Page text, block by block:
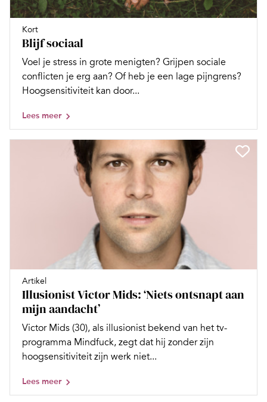
Kort
Blijf sociaal
Voel je stress in grote menigten? Grijpen sociale
conflicten je erg aan? Of heb je een lage pijngrens?
Hoogsensitiviteit kan door...
Lees meer
Artikel
Illusionist Victor Mids: ‘Niets ontsnapt aan
mijn aandacht’
Victor Mids (30), als illusionist bekend van het tv-
programma Mindfuck, zegt dat hij zonder zijn
hoogsensitiviteit zijn werk niet...
Lees meer